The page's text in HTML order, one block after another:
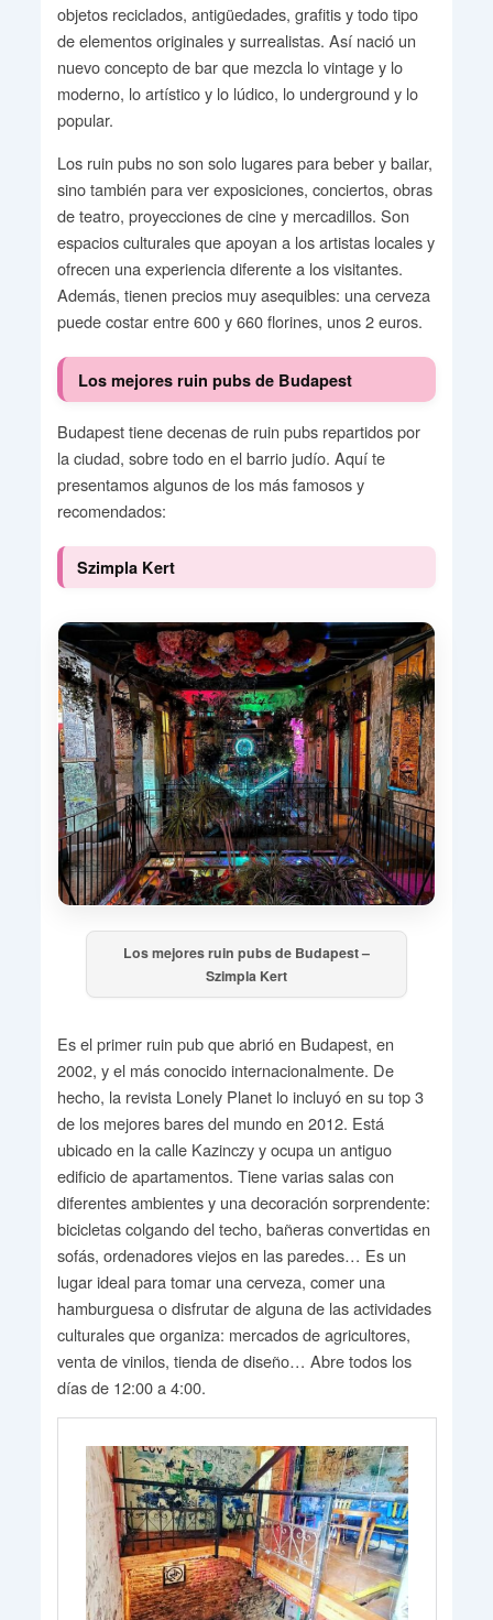
objetos reciclados, antigüedades, grafitis y todo tipo
de elementos originales y surrealistas. Así nació un
nuevo concepto de bar que mezcla lo vintage y lo
moderno, lo artístico y lo lúdico, lo underground y lo
popular.
Los ruin pubs no son solo lugares para beber y bailar,
sino también para ver exposiciones, conciertos, obras
de teatro, proyecciones de cine y mercadillos. Son
espacios culturales que apoyan a los artistas locales y
ofrecen una experiencia diferente a los visitantes.
Además, tienen precios muy asequibles: una cerveza
puede costar entre 600 y 660 florines, unos 2 euros.
Los mejores ruin pubs de Budapest
Budapest tiene decenas de ruin pubs repartidos por
la ciudad, sobre todo en el barrio judío. Aquí te
presentamos algunos de los más famosos y
recomendados:
Szimpla Kert
Los mejores ruin pubs de Budapest –
Szimpla Kert
Es el primer ruin pub que abrió en Budapest, en
2002, y el más conocido internacionalmente. De
hecho, la revista Lonely Planet lo incluyó en su top 3
de los mejores bares del mundo en 2012. Está
ubicado en la calle Kazinczy y ocupa un antiguo
edificio de apartamentos. Tiene varias salas con
diferentes ambientes y una decoración sorprendente:
bicicletas colgando del techo, bañeras convertidas en
sofás, ordenadores viejos en las paredes… Es un
lugar ideal para tomar una cerveza, comer una
hamburguesa o disfrutar de alguna de las actividades
culturales que organiza: mercados de agricultores,
venta de vinilos, tienda de diseño… Abre todos los
días de 12:00 a 4:00.